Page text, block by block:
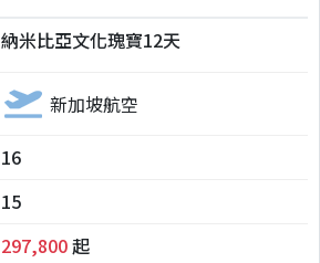
納米比亞文化瑰寶12天
新加坡航空
16
15
297,800起